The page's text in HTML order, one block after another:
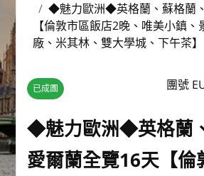
◆魅力歐洲◆英格蘭、蘇格蘭
【倫敦市區飯店2晚、唯美小鎮
廠、米其林、雙大學城、下午茶】
已成團 團號
◆魅力歐洲◆英格蘭
愛爾蘭全覽16天【倫